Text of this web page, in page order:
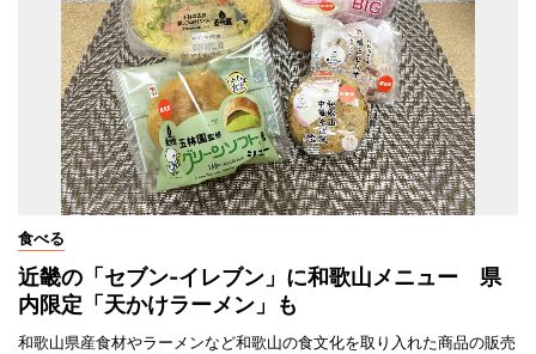
食べる
近畿の「セブン-イレブン」に和歌山メニュー 県
内限定「天かけラーメン」も
和歌山県産食材やラーメンなど和歌山の食文化を取り入れた商品の販売